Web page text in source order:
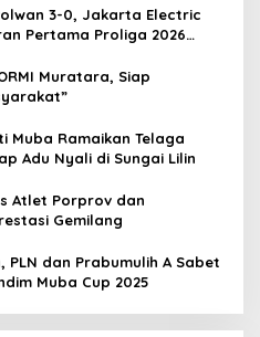
3-0, Jakarta Electric
Pertama Proliga 2026
Muratara, Siap
Muba Ramaikan Telaga
Adu Nyali di Sungai Lilin
Atlet Porprov dan
Gemilang
PLN dan Prabumulih A Sabet
Muba Cup 2025